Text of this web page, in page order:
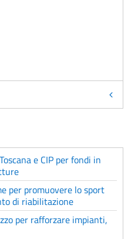
e CIP per fondi in
per promuovere lo sport
di riabilitazione
per rafforzare impianti,